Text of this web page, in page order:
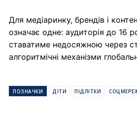
Для медіаринку, брендів і
означає одне: аудиторія до 16
ставатиме недосяжною через
алгоритмічні механізми
ПОЗНАЧКИ ДІТИ ПІДЛІТКИ